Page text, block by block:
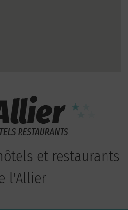
et restaurants
l'Allier